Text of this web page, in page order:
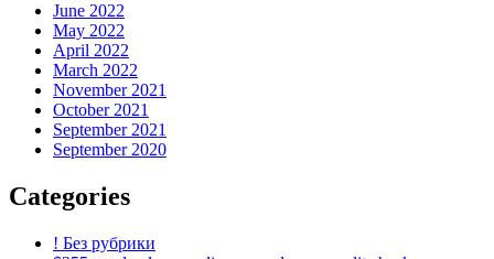
June 2022
May 2022
April 2022
March 2022
November 2021
October 2021
September 2021
September 2020
Categories
! Без рубрики